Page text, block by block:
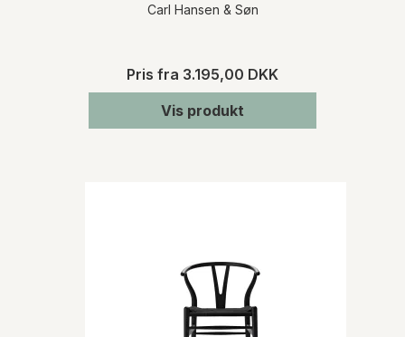
Carl Hansen & Søn
Pris fra 3.195,00 DKK
Vis produkt